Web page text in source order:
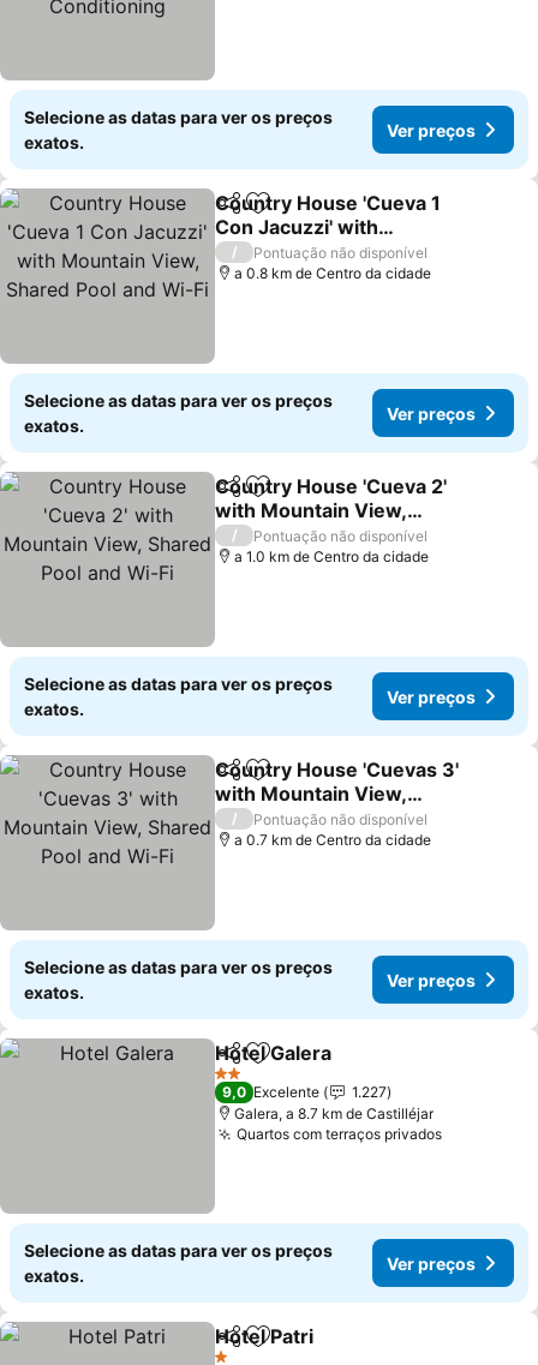
Selecione as datas para ver os preços
exatos.
Ver preços
PartilharAdicionar aos favoritos
Country House 'Cueva 1
Con Jacuzzi' with
Mountain View, Shared
Pool and Wi-Fi
/
Pontuação não disponível
a 0.8 km de Centro da cidade
Selecione as datas para ver os preços
exatos.
Ver preços
PartilharAdicionar aos favoritos
Country House 'Cueva 2'
with Mountain View,
Shared Pool and Wi-Fi
/
Pontuação não disponível
a 1.0 km de Centro da cidade
Selecione as datas para ver os preços
exatos.
Ver preços
PartilharAdicionar aos favoritos
Country House 'Cuevas 3'
with Mountain View,
Shared Pool and Wi-Fi
/
Pontuação não disponível
a 0.7 km de Centro da cidade
Selecione as datas para ver os preços
exatos.
Ver preços
PartilharAdicionar aos favoritos
Hotel Galera
2 Estrelas
9,0 Excelente
1.227
Galera, a 8.7 km de Castilléjar
Quartos com terraços privados
Selecione as datas para ver os preços
exatos.
Ver preços
PartilharAdicionar aos favoritos
Hotel Patri